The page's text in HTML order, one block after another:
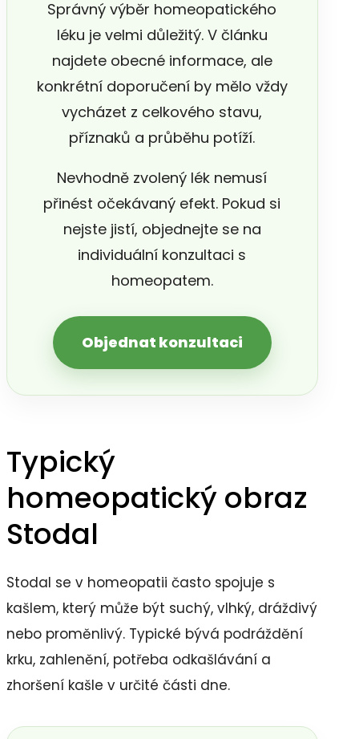
Správný výběr homeopatického
léku je velmi důležitý. V článku
najdete obecné informace, ale
konkrétní doporučení by mělo vždy
vycházet z celkového stavu,
příznaků a průběhu potíží.
Nevhodně zvolený lék nemusí
přinést očekávaný efekt. Pokud si
nejste jistí, objednejte se na
individuální konzultaci s
homeopatem.
Objednat konzultaci
Typický
homeopatický obraz
Stodal
Stodal se v homeopatii často spojuje s
kašlem, který může být suchý, vlhký, dráždivý
nebo proměnlivý. Typické bývá podráždění
krku, zahlenění, potřeba odkašlávání a
zhoršení kašle v určité části dne.